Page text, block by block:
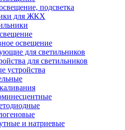
подсветка
для ЖКХ
освещение
для светильников
для светильников
устройства
и натриевые